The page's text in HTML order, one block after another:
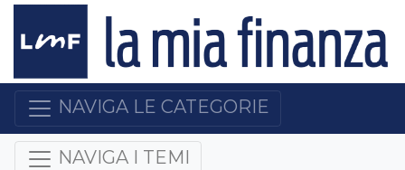
NAVIGA LE CATEGORIE
NAVIGA I TEMI